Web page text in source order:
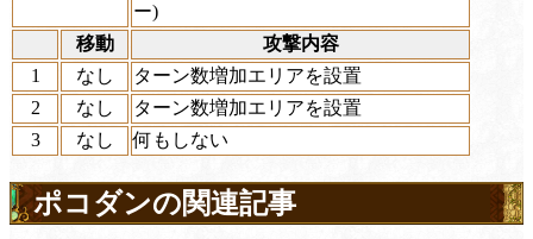
ー)
移動
攻撃内容
1
なし
ターン数増加エリアを設置
2
なし
ターン数増加エリアを設置
3
なし 何もしない
ポコダンの関連記事